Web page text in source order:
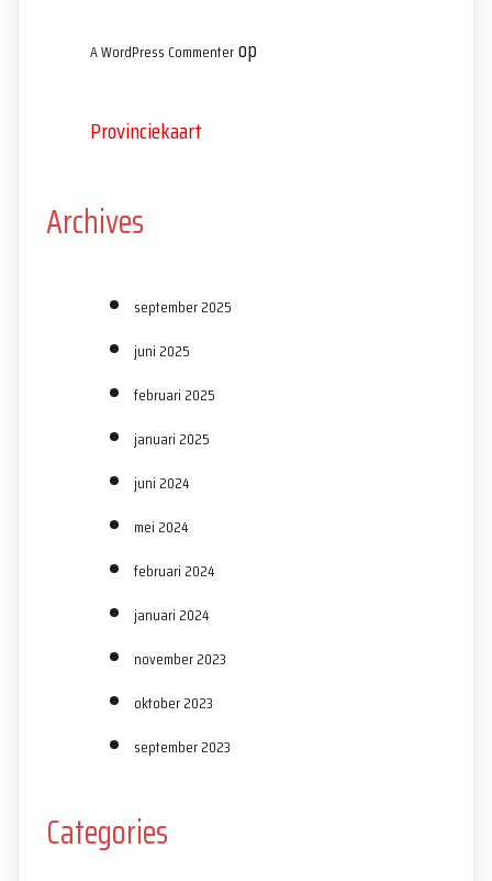
A WordPress Commenterop
Provinciekaart
Archives
september 2025
juni 2025
februari 2025
januari 2025
juni 2024
mei 2024
februari 2024
januari 2024
november 2023
oktober 2023
september 2023
Categories